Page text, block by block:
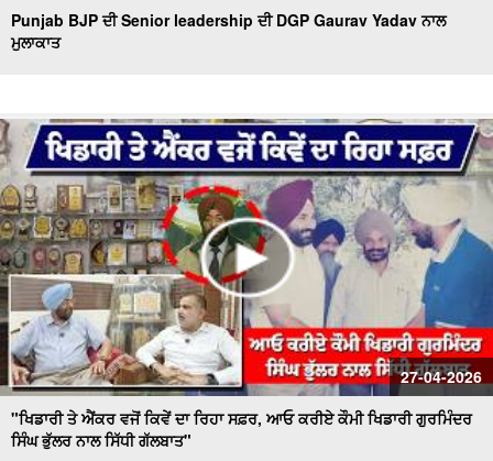
Punjab BJP ਦੀ Senior leadership ਦੀ DGP Gaurav Yadav ਨਾਲ
ਮੁਲਾਕਾਤ
27-04-2026
"ਖਿਡਾਰੀ ਤੇ ਐਂਕਰ ਵਜੋਂ ਕਿਵੇਂ ਦਾ ਰਿਹਾ ਸਫ਼ਰ, ਆਓ ਕਰੀਏ ਕੌਮੀ ਖਿਡਾਰੀ ਗੁਰਮਿੰਦਰ
ਸਿੰਘ ਭੁੱਲਰ ਨਾਲ ਸਿੱਧੀ ਗੱਲਬਾਤ"